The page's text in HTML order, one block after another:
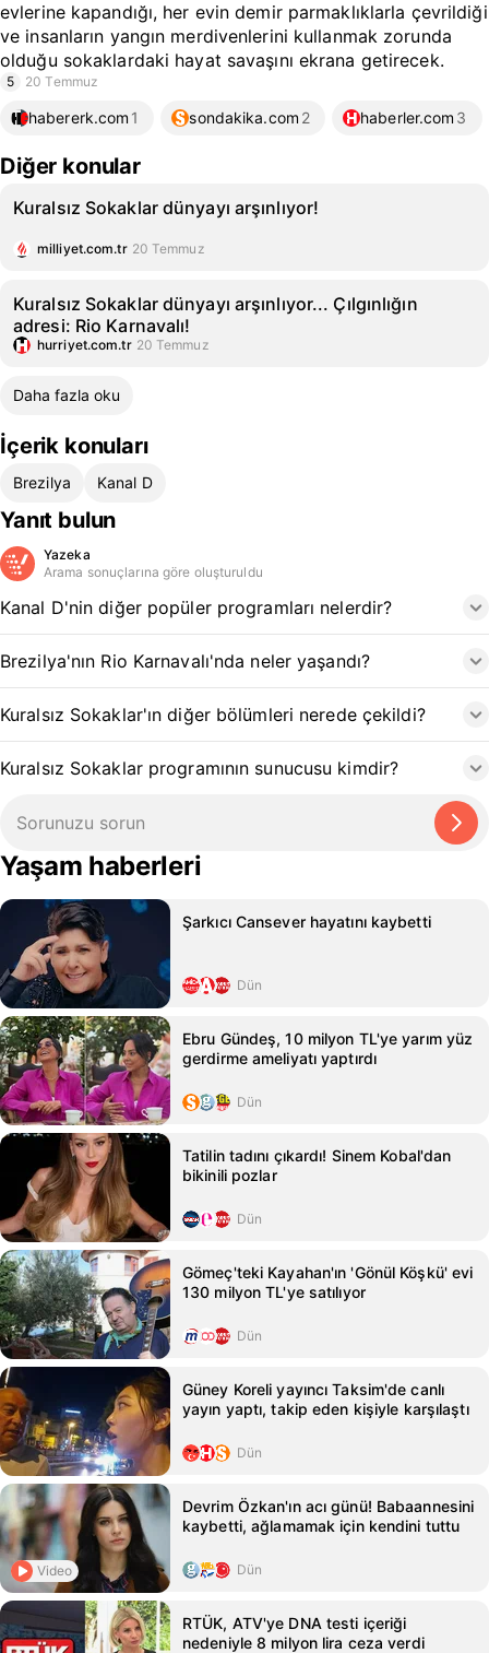
evlerine kapandığı, her evin demir parmaklıklarla çevrildiği
ve insanların yangın merdivenlerini kullanmak zorunda
olduğu sokaklardaki hayat savaşını ekrana getirecek.
5 20 Temmuz
habererk.com 1 sondakika.com 2 haberler.com 3
Diğer konular
Kuralsız Sokaklar dünyayı arşınlıyor!
milliyet.com.tr 20 Temmuz
Kuralsız Sokaklar dünyayı arşınlıyor... Çılgınlığın
adresi: Rio Karnavalı!
hurriyet.com.tr 20 Temmuz
Daha fazla oku
İçerik konuları
Brezilya Kanal D
Yanıt bulun
Yazeka
Arama sonuçlarına göre oluşturuldu
Kanal D'nin diğer popüler programları nelerdir?
Brezilya'nın Rio Karnavalı'nda neler yaşandı?
Kuralsız Sokaklar'ın diğer bölümleri nerede çekildi?
Kuralsız Sokaklar programının sunucusu kimdir?
Yaşam haberleri
Şarkıcı Cansever hayatını kaybetti
Dün
Ebru Gündeş, 10 milyon TL'ye yarım yüz
gerdirme ameliyatı yaptırdı
Dün
Tatilin tadını çıkardı! Sinem Kobal'dan
bikinili pozlar
Dün
Gömeç'teki Kayahan'ın 'Gönül Köşkü' evi
130 milyon TL'ye satılıyor
Dün
Güney Koreli yayıncı Taksim'de canlı
yayın yaptı, takip eden kişiyle karşılaştı
Dün
Video
Devrim Özkan'ın acı günü! Babaannesini
kaybetti, ağlamamak için kendini tuttu
Dün
RTÜK, ATV'ye DNA testi içeriği
nedeniyle 8 milyon lira ceza verdi